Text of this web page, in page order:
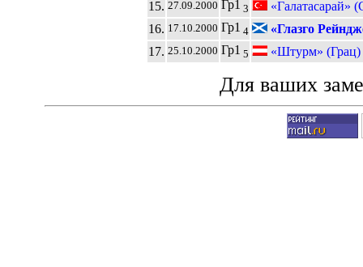
15. 27.09.2000 Гр1 3
«Галатасарай»
16. 17.10.2000 Гр1 4
«Глазго
17. 25.10.2000 Гр1 5 «Штурм»
Для ваших